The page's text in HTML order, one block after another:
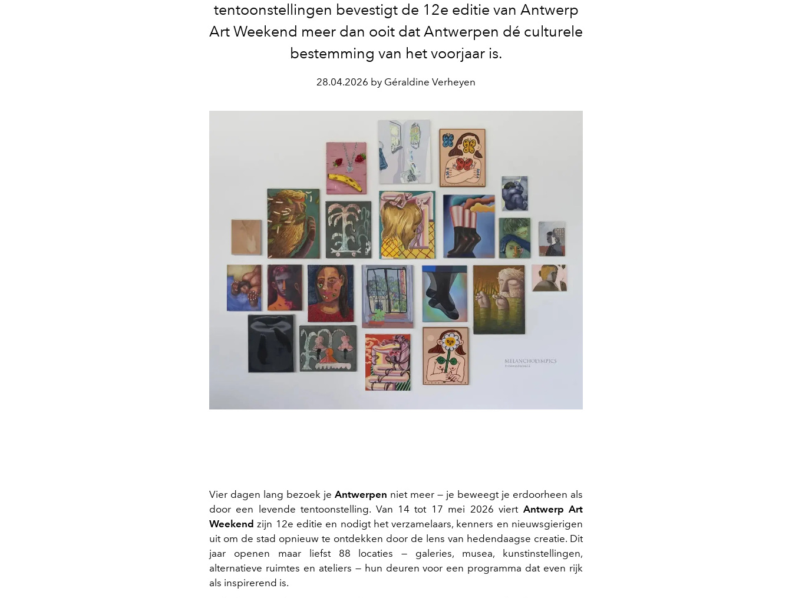
tentoonstellingen bevestigt de 12e editie van Antwerp
Art Weekend meer dan ooit dat Antwerpen dé culturele
bestemming van het voorjaar is.
28.04.2026 by Géraldine Verheyen
Vier dagen lang bezoek je Antwerpen niet meer — je beweegt je erdoorheen als
door een levende tentoonstelling. Van 14 tot 17 mei 2026 viert Antwerp Art
Weekend zijn 12e editie en nodigt het verzamelaars, kenners en nieuwsgierigen
uit om de stad opnieuw te ontdekken door de lens van hedendaagse creatie. Dit
jaar openen maar liefst 88 locaties — galeries, musea, kunstinstellingen,
alternatieve ruimtes en ateliers — hun deuren voor een programma dat even rijk
als inspirerend is.